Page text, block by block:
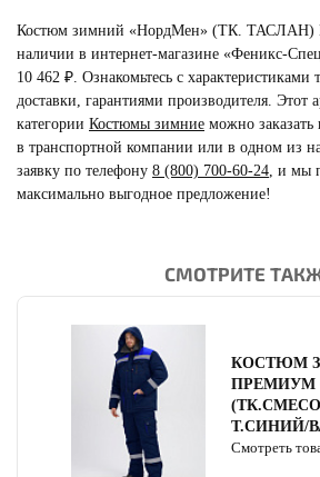
Костюм зимний «НордМен» (ТК. ТАСЛАН)
наличии в интернет-магазине «Феникс-
10 462 ₽. Ознакомьтесь с характеристиками
доставки, гарантиями производителя. Этот
категории Костюмы зимние можно заказать
в транспортной компании или в одном из
заявку по телефону 8 (800) 700-60-24 и мы
максимально выгодное предложение!
4.5
СМОТРИТЕ
КОСТЮМ
ПРЕМИУМ
Т.СИНИЙ/
Смотреть